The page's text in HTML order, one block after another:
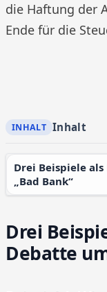
die Haftung der
Ende für die
Inhalt
Drei Beispiele als Hintergrund zur Debatte um eine
„Bad Bank“
Drei
Debatte